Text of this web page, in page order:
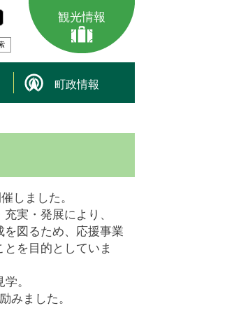
観光情報
町政情報
しました。
実・発展により、
図るため、応援事業
を目的としていま
。
みました。